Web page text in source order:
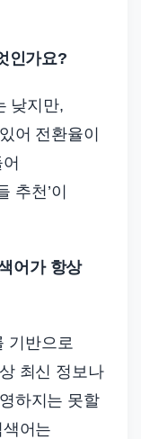
인가요?
낮지만,
어 전환율이
추천’이
어가 항상
기반으로
최신 정보나
하지는 못할
어는